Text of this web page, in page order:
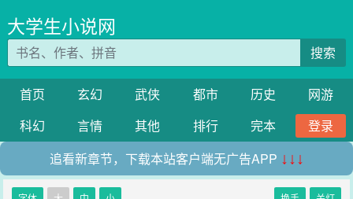
大学生小说网
搜索
首页 玄幻 武侠 都市 历史
网游
科幻
言情 其他 排行 完本
登录
追看新章节，下载本站客户端无广告APP ↓↓↓